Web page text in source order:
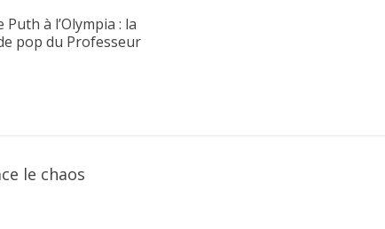
Puth à l’Olympia : la
pop du Professeur
le chaos